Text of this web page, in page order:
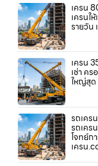
เครน
เครนใ
รายวัน
เครน
เช่า ค
ใหญ่สุด
รถเคร
รถเคร
โจทย์ก
เครน